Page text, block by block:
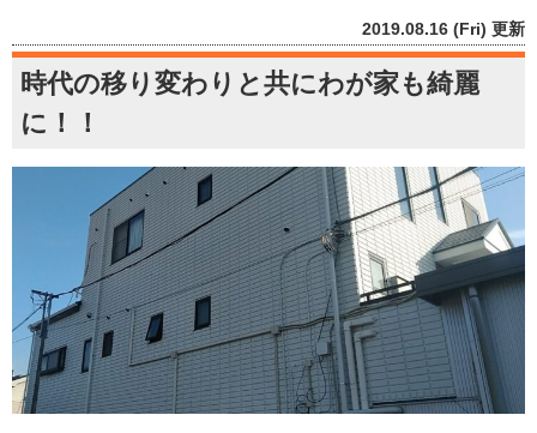
2019.08.16 (Fri) 更新
時代の移り変わりと共にわが家も綺麗
に！！